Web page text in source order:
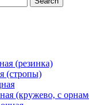
(резинка)
(стропы)
(кружево, с